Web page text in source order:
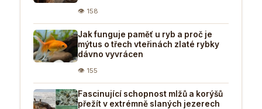
👁 158
Jak funguje paměť u ryb a proč je
mýtus o třech vteřinách zlaté rybky
dávno vyvrácen
👁 155
Fascinující schopnost mlžů a korýšů
přežít v extrémně slaných jezerech